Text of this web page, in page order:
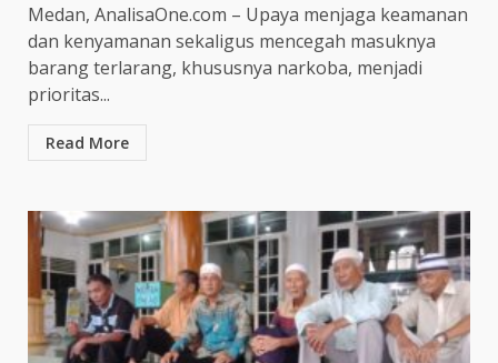
Medan, AnalisaOne.com – Upaya menjaga keamanan
dan kenyamanan sekaligus mencegah masuknya
barang terlarang, khususnya narkoba, menjadi
prioritas...
Read More